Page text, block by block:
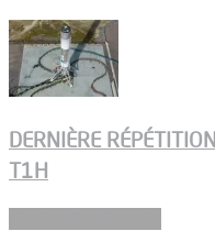
DERNIÈRE
T1H